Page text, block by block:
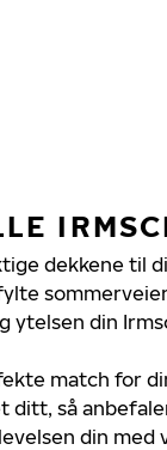
dekkene til
ytelsen din
match for
ditt, så
din med